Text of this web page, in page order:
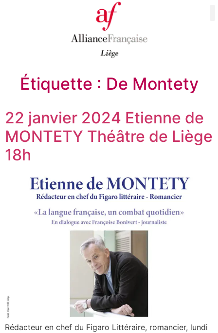
Étiquette : De Montety
22 janvier 2024 Etienne de
MONTETY Théâtre de Liège
18h
Rédacteur en chef du Figaro Littéraire, romancier, lundi